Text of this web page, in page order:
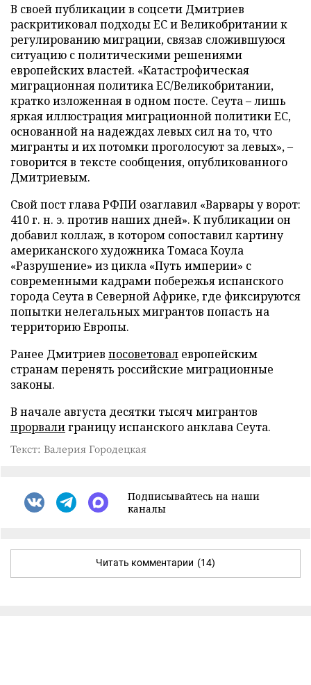
В своей публикации в соцсети Дмитриев
раскритиковал подходы ЕС и Великобритании к
регулированию миграции, связав сложившуюся
ситуацию с политическими решениями
европейских властей. «Катастрофическая
миграционная политика ЕС/Великобритании,
кратко изложенная в одном посте. Сеута – лишь
яркая иллюстрация миграционной политики ЕС,
основанной на надеждах левых сил на то, что
мигранты и их потомки проголосуют за левых», –
говорится в тексте сообщения, опубликованного
Дмитриевым.
Свой пост глава РФПИ озаглавил «Варвары у ворот:
410 г. н. э. против наших дней». К публикации он
добавил коллаж, в котором сопоставил картину
американского художника Томаса Коула
«Разрушение» из цикла «Путь империи» с
современными кадрами побережья испанского
города Сеута в Северной Африке, где фиксируются
попытки нелегальных мигрантов попасть на
территорию Европы.
Ранее Дмитриев посоветовал европейским
странам перенять российские миграционные
законы.
В начале августа десятки тысяч мигрантов
прорвалиграницу испанского анклава Сеута.
Текст: Валерия Городецкая
Подписывайтесь на наши
каналы
Читать комментарии (14)